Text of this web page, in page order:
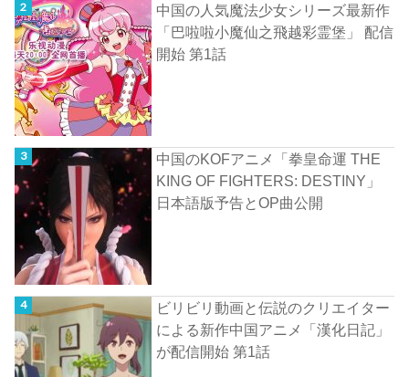
中国の人気魔法少女シリーズ最新作
「巴啦啦小魔仙之飛越彩霊堡」 配信
開始 第1話
中国のKOFアニメ「拳皇命運 THE
KING OF FIGHTERS: DESTINY」
日本語版予告とOP曲公開
ビリビリ動画と伝説のクリエイター
による新作中国アニメ「漢化日記」
が配信開始 第1話